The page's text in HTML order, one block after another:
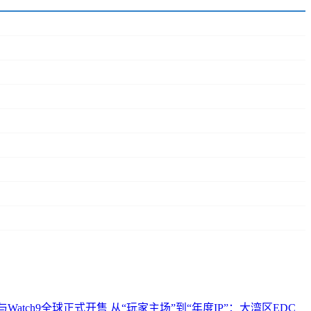
Watch9全球正式开售 从“玩家主场”到“年度IP”：大湾区EDC